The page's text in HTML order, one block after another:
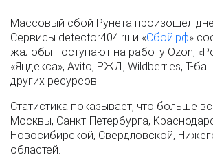
Массовый сбой Рунета произошел
Сервисы detector404.ru и «Сбой.рф»
жалобы поступают на работу Ozon,
«Яндекса», Avito, РЖД, Wildberries, Т-
других ресурсов.
Статистика показывает, что больше
Москвы, Санкт-Петербурга,
Новосибирской, Свердловской,
областей.